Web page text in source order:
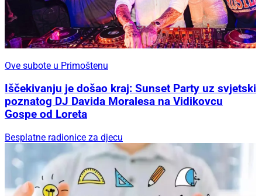
Ove subote u Primoštenu
Iščekivanju je došao kraj: Sunset Party uz svjetski
poznatog DJ Davida Moralesa na Vidikovcu
Gospe od Loreta
Besplatne radionice za djecu